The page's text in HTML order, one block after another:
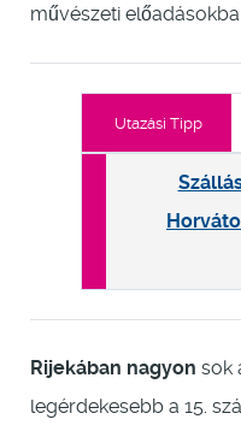
művészeti
Utazási Tipp
Rijekában nagyon sok
legérdekesebb a 15.